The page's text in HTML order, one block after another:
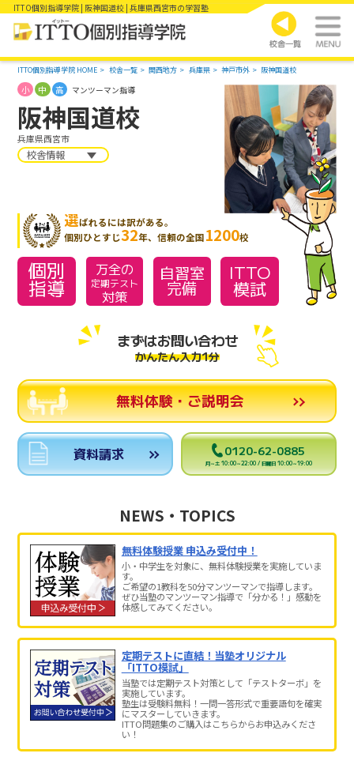
ITTO個別指導学院 | 阪神国道校 | 兵庫県西宮市の学習塾
ITTO個別指導学院 HOME 校舎一覧 関西地方 兵庫県 神戸市外 阪神国道校
阪神国道校
兵庫県西宮市
小 中 高 マンツーマン指導
校舎情報
選ばれるには訳がある。
個別ひとすじ32年、信頼の全国1200校
個別
指導
万全の
定期テスト
対策
自習室
完備
ITTO
模試
まずはお問い合わせ
かんたん入力1分
無料体験・ご説明会
資料請求 0120-62-0885
月～土 10:00～22:00 / 日曜日 10:00～19:00
NEWS・TOPICS
無料体験授業 申込み受付中！
小・中学生を対象に、無料体験授業を実施していま
す。
ご希望の1教科を50分マンツーマンで指導します。
ぜひ当塾のマンツーマン指導で「分かる！」感動を
体感してみてください。
定期テストに直結！当塾オリジナル
「ITTO模試」
当塾では定期テスト対策として「テストターボ」を
実施しています。
塾生は受験料無料！一問一答形式で重要語句を確実
にマスターしていきます。
ITTO問題集のご購入はこちらからお申込みくださ
い！